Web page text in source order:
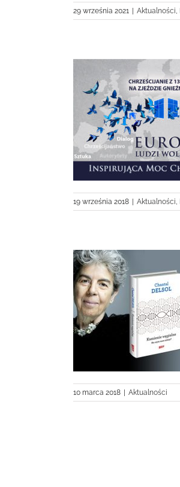
29 września 2021 Aktualności,
19 września 2018 Aktualności,
10 marca 2018 Aktualności